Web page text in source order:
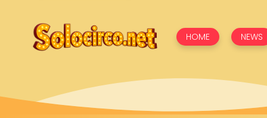
HOME NEWS